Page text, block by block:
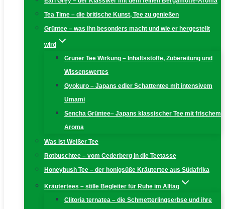
Tea Time – die britische Kunst, Tee zu genießen
Grüntee – was ihn besonders macht und wie er hergestellt
wird
Grüner Tee Wirkung – Inhaltsstoffe, Zubereitung und
Wissenswertes
Gyokuro – Japans edler Schattentee mit intensivem
Umami
Sencha Grüntee– Japans klassischer Tee mit frischem
Aroma
Was ist Weißer Tee
Rotbuschtee – vom Cederberg in die Teetasse
Honeybush Tee – der honigsüße Kräutertee aus Südafrika
Kräutertees – stille Begleiter für Ruhe im Alltag
Clitoria ternatea – die Schmetterlingserbse und ihre